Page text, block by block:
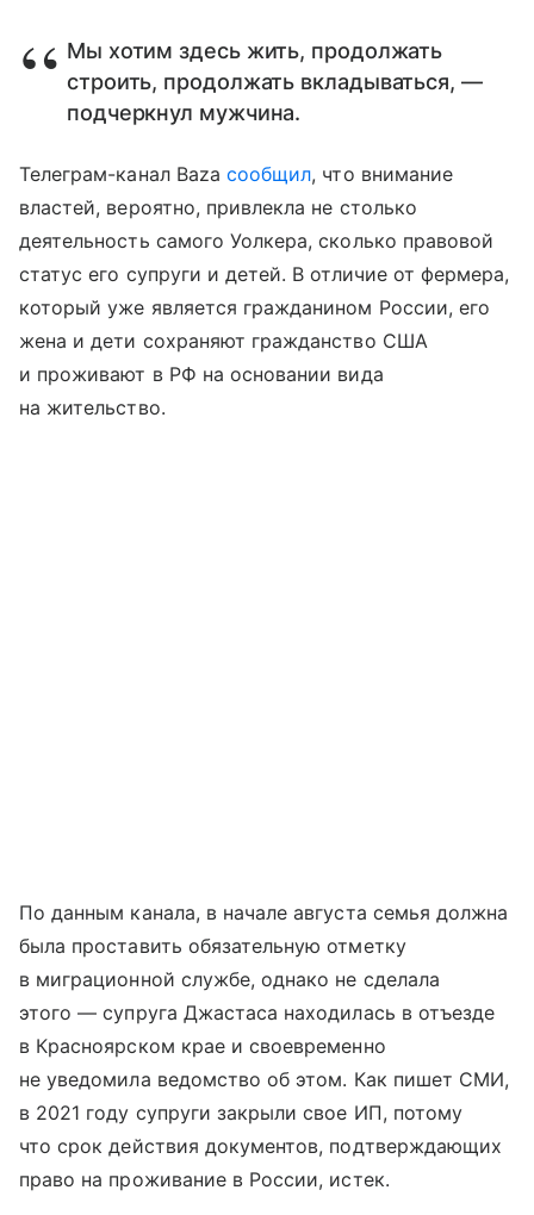
Мы хотим здесь жить, продолжать
строить, продолжать вкладываться, —
подчеркнул мужчина.
Телеграм-канал Baza сообщил, что внимание
властей, вероятно, привлекла не столько
деятельность самого Уолкера, сколько правовой
статус его супруги и детей. В отличие от фермера,
который уже является гражданином России, его
жена и дети сохраняют гражданство США
и проживают в РФ на основании вида
на жительство.
По данным канала, в начале августа семья должна
была проставить обязательную отметку
в миграционной службе, однако не сделала
этого — супруга Джастаса находилась в отъезде
в Красноярском крае и своевременно
не уведомила ведомство об этом. Как пишет СМИ,
в 2021 году супруги закрыли свое ИП, потому
что срок действия документов, подтверждающих
право на проживание в России, истек.